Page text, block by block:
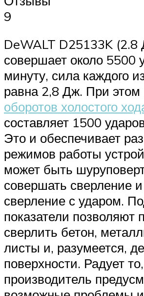
9
DeWALT D25133K (2.8
совершает около 5500
минуту, сила каждого
равна 2,8 Дж. При этом
оборотов холостого
составляет 1500
Это и обеспечивает
режимов работы
может быть
совершать сверление
сверление с ударом.
показатели позволяют
сверлить бетон,
листы и, разумеется,
поверхности. Радует
производитель